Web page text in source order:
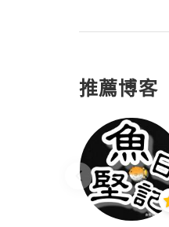
推薦博客